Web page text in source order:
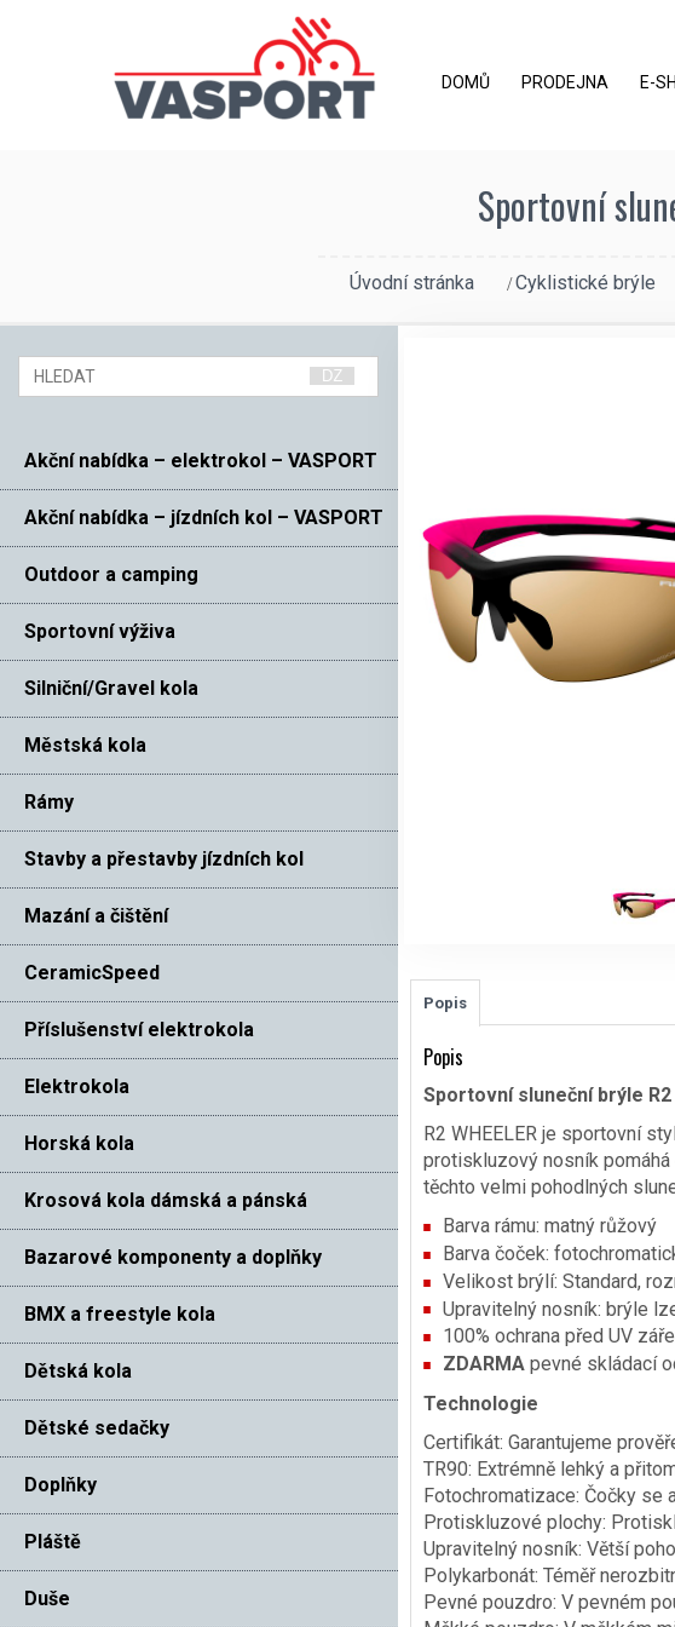
DOMŮ PRODEJNA E-
Sportovní
Úvodní stránka Cyklistické brýle
Akční nabídka – elektrokol – VASPORT
Akční nabídka – jízdních kol – VASPORT
Outdoor a camping
Sportovní výživa
Silniční/Gravel kola
Městská kola
Rámy
Stavby a přestavby jízdních kol
Mazání a čištění
CeramicSpeed
Příslušenství elektrokola
Elektrokola
Horská kola
Krosová kola dámská a pánská
Bazarové komponenty a doplňky
BMX a freestyle kola
Dětská kola
Dětské sedačky
Doplňky
Pláště
Duše
Popis
Popis
Sportovní sluneční brýle R2
R2 WHEELER je sportovní
protiskluzový nosník
těchto velmi pohodlných
Barva rámu: matný růžový
Barva čoček:
Velikost brýlí: Standard,
Upravitelný nosník: brýle
100% ochrana před UV
ZDARMApevné skládací
Technologie
Certifikát: Garantujeme
TR90: Extrémně lehký a
Fotochromatizace: Čočky
Protiskluzové plochy:
Upravitelný nosník: Větší
Polykarbonát: Téměř
Pevné pouzdro: V pevném